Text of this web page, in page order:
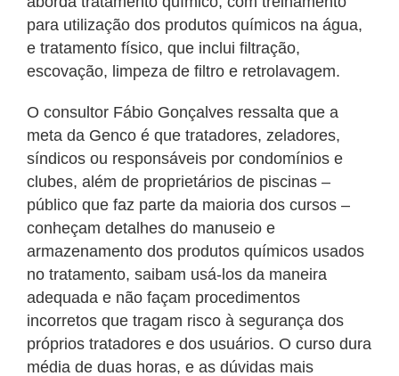
para utilização dos produtos químicos na água,
e tratamento físico, que inclui filtração,
escovação, limpeza de filtro e retrolavagem.
O consultor Fábio Gonçalves ressalta que a
meta da Genco é que tratadores, zeladores,
síndicos ou responsáveis por condomínios e
clubes, além de proprietários de piscinas –
público que faz parte da maioria dos cursos –
conheçam detalhes do manuseio e
armazenamento dos produtos químicos usados
no tratamento, saibam usá-los da maneira
adequada e não façam procedimentos
incorretos que tragam risco à segurança dos
próprios tratadores e dos usuários. O curso dura
média de duas horas, e as dúvidas mais